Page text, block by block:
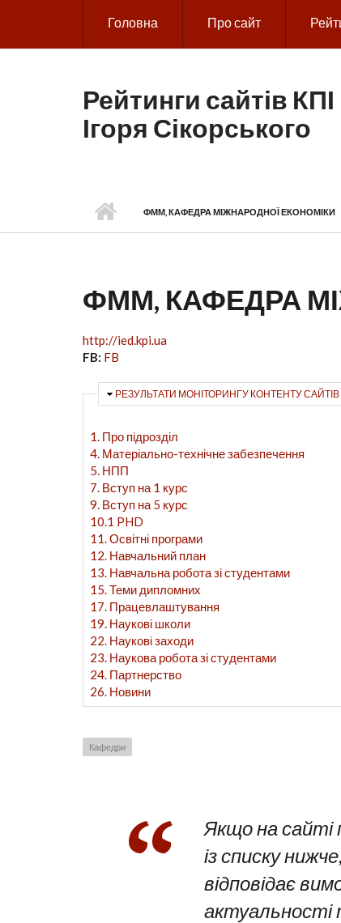
Головна Про сайт
Рейтинги сайтів КПІ
Ігоря Сікорського
ФММ, КАФЕДРА МІЖНАРОДНОЇ ЕКОНОМІКИ
ФММ, КАФЕДРА
http://ied.kpi.ua
FB: FB
ПРИХОВАТИ
РЕЗУЛЬТАТИ МОНІТОРИНГУ КОНТЕНТУ САЙТІВ
1. Про підрозділ
4. Матеріально-технічне забезпечення
5. НПП
7. Вступ на 1 курс
9. Вступ на 5 курс
10.1 PHD
11. Освітні програми
12. Навчальний план
13. Навчальна робота зі студентами
15. Теми дипломних
17. Працевлаштування
19. Наукові школи
22. Наукові заходи
23. Наукова робота зі студентами
24. Партнерство
26. Новини
Кафедри
Якщо на сайті
із списку
відповідає
актуальності